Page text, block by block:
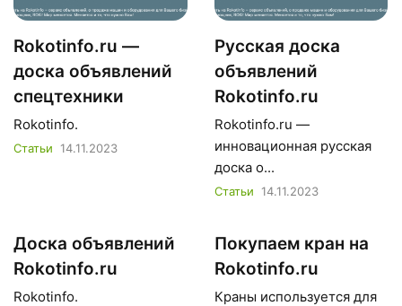
Rokotinfo.ru —
доска объявлений
спецтехники
Rokotinfo.
Статьи 14.11.2023
Русская доска
объявлений
Rokotinfo.ru
Rokotinfo.ru —
инновационная русская
доска о...
Статьи 14.11.2023
Доска объявлений
Rokotinfo.ru
Rokotinfo.
Покупаем кран на
Rokotinfo.ru
Краны используется для